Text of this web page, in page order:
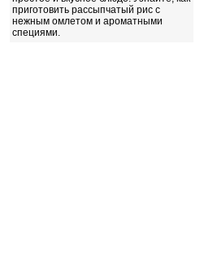
приготовить рассыпчатый рис с
нежным омлетом и ароматными
специями.